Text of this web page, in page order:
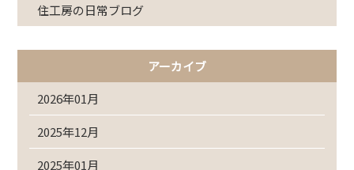
住工房の日常ブログ
アーカイブ
2026年01月
2025年12月
2025年01月